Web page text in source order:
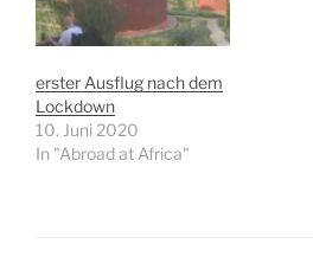
erster Ausflug nach dem
Lockdown
10. Juni 2020
In "Abroad at Africa"